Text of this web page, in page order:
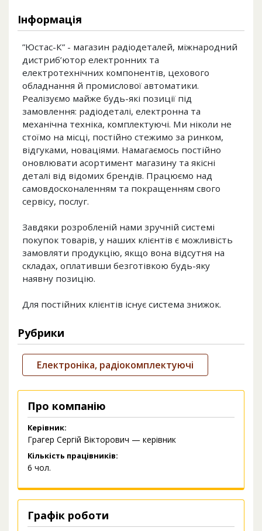
Інформація
”Юстас-К” - магазин радіодеталей, міжнародний
дистриб’ютор електронних та
електротехнічних компонентів, цехового
обладнання й промислової автоматики.
Реалізуємо майже будь-які позиції під
замовлення: радіодеталі, електронна та
механічна техніка, комплектуючі. Ми ніколи не
стоїмо на місці, постійно стежимо за ринком,
відгуками, новаціями. Намагаємось постійно
оновлювати асортимент магазину та якісні
деталі від відомих брендів. Працюємо над
самовдосконаленням та покращенням свого
сервісу, послуг.
Завдяки розробленій нами зручній системі
покупок товарів, у наших клієнтів є можливість
замовляти продукцію, якщо вона відсутня на
складах, оплативши безготівкою будь-яку
наявну позицію.
Для постійних клієнтів існує система знижок.
Рубрики
Електроніка, радіокомплектуючі
Про компанію
Керівник:
Грагер Сергій Вікторович — керівник
Кількість працівників:
6 чол.
Графік роботи